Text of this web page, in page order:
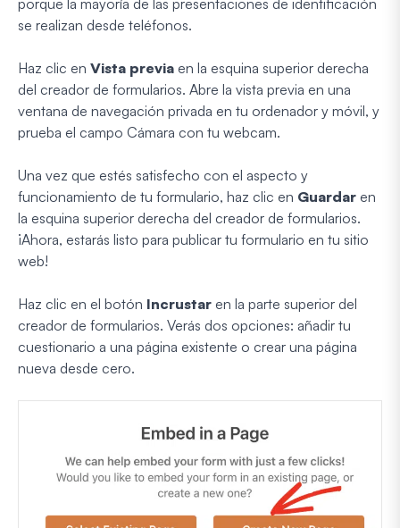
porque la mayoría de las presentaciones de identificación
se realizan desde teléfonos.
Haz clic en Vista previa en la esquina superior derecha
del creador de formularios. Abre la vista previa en una
ventana de navegación privada en tu ordenador y móvil, y
prueba el campo Cámara con tu webcam.
Una vez que estés satisfecho con el aspecto y
funcionamiento de tu formulario, haz clic en Guardar en
la esquina superior derecha del creador de formularios.
¡Ahora, estarás listo para publicar tu formulario en tu sitio
web!
Haz clic en el botón Incrustar en la parte superior del
creador de formularios. Verás dos opciones: añadir tu
cuestionario a una página existente o crear una página
nueva desde cero.